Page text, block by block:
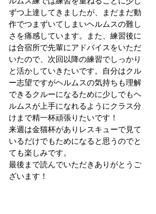
ずつ上達してきましたが、まだまだ動
作でつまずいてしまいヘルムスの難し
さを痛感しています。また、練習後に
は合宿所で先輩にアドバイスをいただ
いたので、次回以降の練習でしっかり
と活かしていきたいです。自分はクル
ー志望ですがヘルムスの気持ちも理解
できるクルーになるために少しでもヘ
ルムスが上手になれるようにクラス分
けまで精一杯頑張りたいです！
来週は金猫杯がありレスキューで見て
いるだけでもためになると思うのでと
ても楽しみです。
最後まで読んでいただきありがとうご
ざいます！